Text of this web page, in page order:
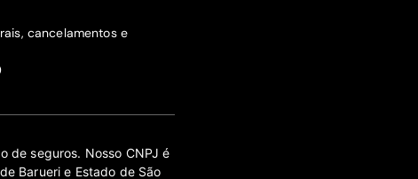
cancelamentos e
de seguros. Nosso CNPJ é
Barueri e Estado de São